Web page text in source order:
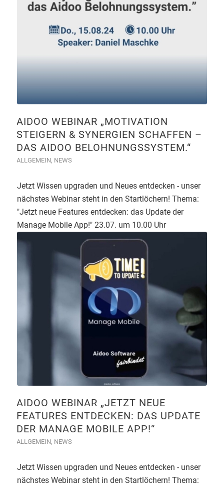
AIDOO WEBINAR „MOTIVATION
STEIGERN & SYNERGIEN SCHAFFEN –
DAS AIDOO BELOHNUNGSSYSTEM.“
ALLGEMEIN, NEWS
Jetzt Wissen upgraden und Neues entdecken - unser
nächstes Webinar steht in den Startlöchern! Thema:
"Jetzt neue Features entdecken: das Update der
Manage Mobile App!" 23.07. um 10.00 Uhr
AIDOO WEBINAR „JETZT NEUE
FEATURES ENTDECKEN: DAS UPDATE
DER MANAGE MOBILE APP!“
ALLGEMEIN, NEWS
Jetzt Wissen upgraden und Neues entdecken - unser
nächstes Webinar steht in den Startlöchern! Thema: